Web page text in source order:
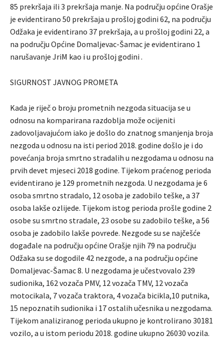
85 prekršaja ili 3 prekršaja manje. Na području općine Orašje
je evidentirano 50 prekršaja u prošloj godini 62, na području
Odžaka je evidentirano 37 prekršaja, a u prošloj godini 22, a
na području Općine Domaljevac-Šamac je evidentirano 1
narušavanje JriM kao i u prošloj godini .
SIGURNOST JAVNOG PROMETA
Kada je riječ o broju prometnih nezgoda situacija se u
odnosu na komparirana razdoblja može ocijeniti
zadovoljavajućom iako je došlo do znatnog smanjenja broja
nezgoda u odnosu na isti period 2018. godine došlo je i do
povećanja broja smrtno stradalih u nezgodama u odnosu na
prvih devet mjeseci 2018 godine. Tijekom praćenog perioda
evidentirano je 129 prometnih nezgoda. U nezgodama je 6
osoba smrtno stradalo, 12 osoba je zadobilo teške, a 37
osoba lakše ozlijede. Tijekom istog perioda prošle godine 2
osobe su smrtno stradale, 23 osobe su zadobilo teške, a 56
osoba je zadobilo lakše povrede. Nezgode su se najčešće
događale na području općine Orašje njih 79 na području
Odžaka su se dogodile 42 nezgode, a na području općine
Domaljevac-Šamac 8. U nezgodama je učestvovalo 239
sudionika, 162 vozača PMV, 12 vozača TMV, 12 vozača
motocikala, 7 vozača traktora, 4 vozača bicikla,10 putnika,
15 nepoznatih sudionika i 17 ostalih učesnika u nezgodama.
Tijekom analiziranog perioda ukupno je kontrolirano 30181
vozilo, a u istom periodu 2018. godine ukupno 26030 vozila.